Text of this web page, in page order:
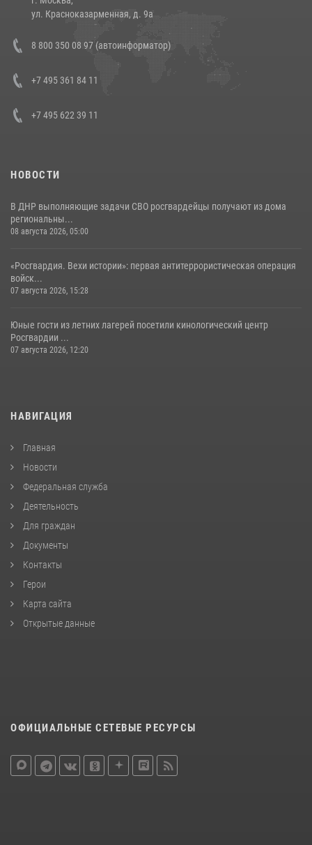
14 июля 2026, 12:20
Состоялась рабочая встреча директора Росгвардии Героя России
генерала армии Виктора Золотова с заместителем полномочного
представителя Президента Российской Федерации в Северо-
Кавказском федеральном округе Виталием Кузнецовым
ул. Красноказарменная, д. 9а
8 800 350 08 97 (автоинформатор)
+7 495 361 84 11
+7 495 622 39 11
НОВОСТИ
В ДНР выполняющие задачи СВО росгвардейцы получают из дома
региональны...
08 августа 2026, 05:00
«Росгвардия. Вехи истории»: первая антитеррористическая операция
войск...
07 августа 2026, 15:28
Юные гости из летних лагерей посетили кинологический центр
Росгвардии ...
07 августа 2026, 12:20
НАВИГАЦИЯ
Главная
Новости
Федеральная служба
Деятельность
Для граждан
Документы
Контакты
Герои
Карта сайта
Открытые данные
ОФИЦИАЛЬНЫЕ СЕТЕВЫЕ РЕСУРСЫ